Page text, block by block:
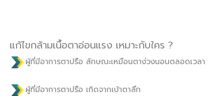
แก้ไขกล้ามเนื้อตาอ่อนแรง เหมาะกับใคร ?
ผู้ที่มีอาการตาปรือ ลักษณะเหมือนตาง่วงนอนตลอดเวลา
ผู้ที่มีอาการตาปรือ เกิดจากเบ้าตาลึก